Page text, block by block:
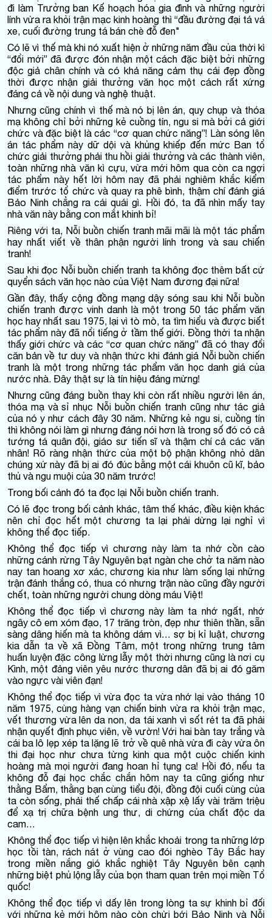
đi làm Trưởng ban Kế hoạch hóa gia đình và những người
lính vừa ra khỏi trận mạc kinh hoàng thì “đầu đường đại tá vá
xe, cuối đường trung tá bán chè đỗ đen"
Có lẽ vì thế mà khi nó xuất hiện ở những năm đầu của thời kì
“đổi mới” đã được đón nhận một cách đặc biệt bởi những
độc giả chân chính và có khả năng cảm thụ cái đẹp đồng
thời được nhận giải thưởng văn học một cách rất xứng
đáng cả về nội dung và nghệ thuật.
Nhưng cũng chính vì thế mà nó bị lên án, quy chụp và thóa
mạ không chỉ bởi những kẻ cuồng tín, ngu si mà bởi cả giới
chức và đặc biệt là các “cơ quan chức năng”! Làn sóng lên
án tác phẩm này dữ dội và khủng khiếp đến mức Ban tổ
chức giải thưởng phải thu hồi giải thưởng và các thành viên,
toàn những nhà văn kì cựu, vừa mới hôm qua còn ca ngợi
tác phẩm này hết lời hôm nay đã phải nghiêm khắc kiểm
điểm trước tổ chức và quay ra phê bình, thậm chí đánh giá
Bảo Ninh chẳng ra cái quái gì. Hồi đó, ta đã nhìn mấy tay
nhà văn này bằng con mắt khinh bỉ!
Riêng với ta, Nỗi buồn chiến tranh mãi mãi là một tác phẩm
hay nhất viết về thân phận người lính trong và sau chiến
tranh!
Sau khi đọc Nỗi buồn chiến tranh ta không đọc thêm bất cứ
quyển sách văn học nào của Việt Nam đương đại nữa!
Gần đây, thấy cộng đồng mạng dậy sóng sau khi Nỗi buồn
chiến tranh được vinh danh là một trong 50 tác phẩm văn
học hay nhất sau 1975, lại vì tò mò, ta tìm hiểu và được biết
tác phẩm này đã nổi tiếng ở tầm thế giới. Đồng thời ta nhận
thấy giới chức và các “cơ quan chức năng” đã có thay đổi
căn bản về tư duy và nhận thức khi đánh giá Nỗi buồn chiến
tranh là một trong những tác phẩm văn học danh giá của
nước nhà. Đây thật sự là tín hiệu đáng mừng!
Nhưng cũng đáng buồn thay khi còn rất nhiều người lên án,
thóa mạ và sỉ nhục Nỗi buồn chiến tranh cũng như tác giả
của nó y như cách đây 30 năm. Những kẻ ngu si, cuồng tín
thì không nói làm gì nhưng đáng nói hơn là trong số đó có cả
tướng tá quân đội, giáo sư tiến sĩ và thậm chí cả các văn
nhân! Rõ ràng nhận thức của một bộ phận không nhỏ dân
chúng xứ này đã bị ai đó đúc bằng một cái khuôn cũ kĩ, bảo
thủ và ngu muội của 30 năm trước!
Trong bối cảnh đó ta đọc lại Nỗi buồn chiến tranh.
Có lẽ đọc trong bối cảnh khác, tâm thế khác, điều kiện khác
nên chỉ đọc hết một chương ta lại phải dừng lại nghỉ vì
không thể đọc tiếp.
Không thể đọc tiếp vì chương này làm ta nhớ cồn cào
những cánh rừng Tây Nguyên bạt ngàn che chở ta năm nào
nay tan hoang xơ xác, chương kia như làm sống lại những
trận đánh thắng có, thua có nhưng trận nào cũng đầy người
chết, toàn những người chung dòng máu Việt!
Không thể đọc tiếp vì chương này làm ta nhớ ngất, nhớ
ngây cô em xóm đạo, 17 trăng tròn, đẹp như thiên thần, sẵn
sàng dâng hiến mà ta không dám vì… sợ bị kỉ luật, chương
kia dẫn ta về xã Đồng Tâm, một trong những trung tâm
huấn luyện đặc công lừng lẫy một thời nhưng cũng là nơi cụ
Kình, một đảng viên yêu nước thương dân đã bị ai đó găm
vào ngực vài viên đạn!
Không thể đọc tiếp vì vừa đọc ta vừa nhớ lại vào tháng 10
năm 1975, cùng hàng vạn chiến binh vừa ra khỏi trận mạc,
vết thương vừa lên da non, da tái xanh vì sốt rét ta đã phải
nhận quyết định phục viên, về vườn! Với hai bàn tay trắng và
cái ba lô lẹp xép ta lặng lẽ trở về quê nhà vừa đi cày vừa ôn
thi đại học như chưa từng kinh qua một cuộc chiến kinh
hoàng mà mọi người đang hoan hỉ tụng ca! Hồi đó, nếu ta
không đỗ đại học chắc chắn hôm nay ta cũng giống như
thằng Bẩm, thằng bạn cùng tiểu đội, đồng đội cuối cùng của
ta còn sống, phải thế chấp cái nhà xập xệ lấy vài trăm triệu
để xạ trị chữa bệnh ung thư, di chứng của chất độc da
cam…
Không thể đọc tiếp vì hiện lên khắc khoải trong ta những lớp
học tồi tàn, rách nát ở vùng cao đói nghèo Tây Bắc hay
trong miền nắng gió khắc nghiệt Tây Nguyên bên cạnh
những biệt phủ lộng lẫy của bọn tham quan trên mọi miền Tổ
quốc!
Không thể đọc tiếp vì dấy lên trong lòng ta sự khinh bỉ đối
với những kẻ mới hôm nào còn chửi bới Bảo Ninh và Nỗi